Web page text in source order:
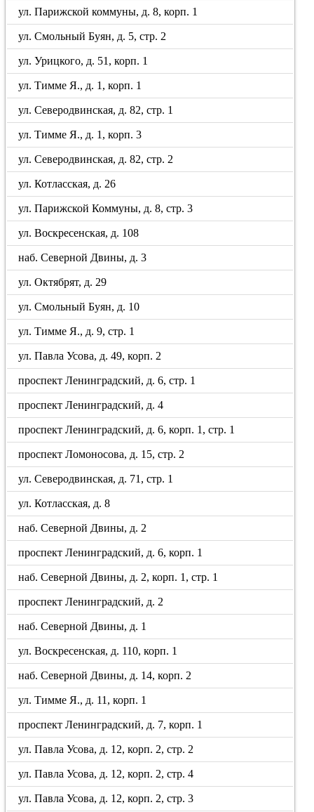
ул. Парижской коммуны, д. 8, корп. 1
ул. Смольный Буян, д. 5, стр. 2
ул. Урицкого, д. 51, корп. 1
ул. Тимме Я., д. 1, корп. 1
ул. Северодвинская, д. 82, стр. 1
ул. Тимме Я., д. 1, корп. 3
ул. Северодвинская, д. 82, стр. 2
ул. Котласская, д. 26
ул. Парижской Коммуны, д. 8, стр. 3
ул. Воскресенская, д. 108
наб. Северной Двины, д. 3
ул. Октябрят, д. 29
ул. Смольный Буян, д. 10
ул. Тимме Я., д. 9, стр. 1
ул. Павла Усова, д. 49, корп. 2
проспект Ленинградский, д. 6, стр. 1
проспект Ленинградский, д. 4
проспект Ленинградский, д. 6, корп. 1, стр. 1
проспект Ломоносова, д. 15, стр. 2
ул. Северодвинская, д. 71, стр. 1
ул. Котласская, д. 8
наб. Северной Двины, д. 2
проспект Ленинградский, д. 6, корп. 1
наб. Северной Двины, д. 2, корп. 1, стр. 1
проспект Ленинградский, д. 2
наб. Северной Двины, д. 1
ул. Воскресенская, д. 110, корп. 1
наб. Северной Двины, д. 14, корп. 2
ул. Тимме Я., д. 11, корп. 1
проспект Ленинградский, д. 7, корп. 1
ул. Павла Усова, д. 12, корп. 2, стр. 2
ул. Павла Усова, д. 12, корп. 2, стр. 4
ул. Павла Усова, д. 12, корп. 2, стр. 3